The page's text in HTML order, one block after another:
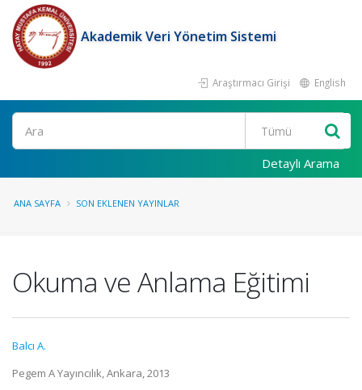
Akademik Veri Yönetim Sistemi
Araştırmacı Girişi English
Ara
Detaylı Arama
ANA SAYFA SON EKLENEN YAYINLAR
Okuma ve Anlama Eğitimi
Balcı A.
Pegem A Yayıncılık, Ankara, 2013